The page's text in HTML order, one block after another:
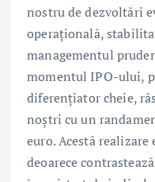
nostru de dezvoltări
operațională,
managementul
momentul IPO-ului,
diferențiator cheie,
noștri cu un
euro. Acestă
deoarece